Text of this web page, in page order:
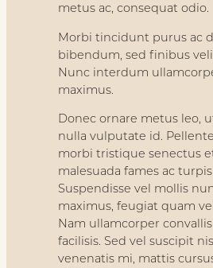
metus ac, consequat odio.
Morbi tincidunt purus ac
bibendum, sed finibus
Nunc interdum
maximus.
Donec ornare metus leo,
nulla vulputate id.
morbi tristique senectus
malesuada fames ac
Suspendisse vel mollis
maximus, feugiat quam
Nam ullamcorper
facilisis. Sed vel suscipit
venenatis mi, mattis